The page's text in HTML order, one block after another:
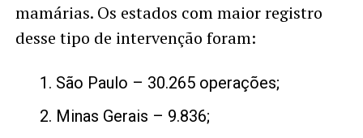
mamárias. Os estados com maior registro
desse tipo de intervenção foram:
São Paulo – 30.265 operações;
Minas Gerais – 9.836;